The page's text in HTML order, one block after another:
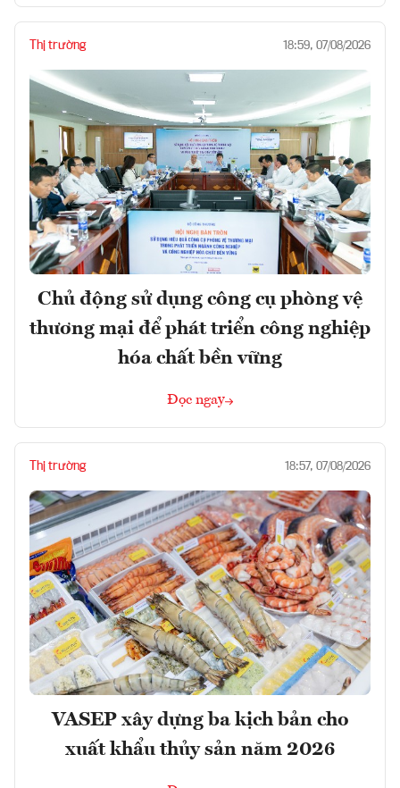
Thị trường 18:59, 07/08/2026
Chủ động sử dụng công cụ phòng vệ
thương mại để phát triển công nghiệp
hóa chất bền vững
Đọc ngay
Thị trường 18:57, 07/08/2026
VASEP xây dựng ba kịch bản cho
xuất khẩu thủy sản năm 2026